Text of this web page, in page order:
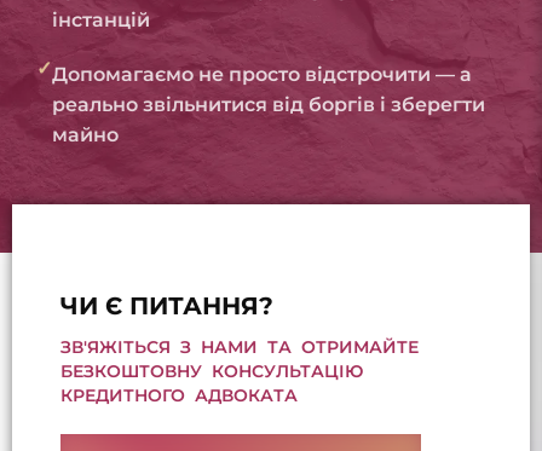
інстанцій
✓Допомагаємо не просто відстрочити — а
реально звільнитися від боргів і зберегти
майно
ЧИ Є ПИТАННЯ?
ЗВ'ЯЖІТЬСЯ З НАМИ ТА ОТРИМАЙТЕ
БЕЗКОШТОВНУ КОНСУЛЬТАЦІЮ
КРЕДИТНОГО АДВОКАТА